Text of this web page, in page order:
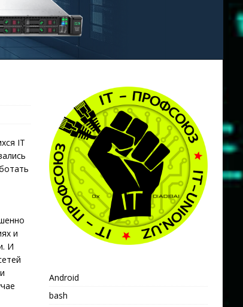
IT
и
И
Android
bash